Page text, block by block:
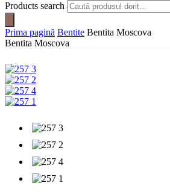
Products search
Prima pagină Bentite Bentita Moscova
Bentita Moscova